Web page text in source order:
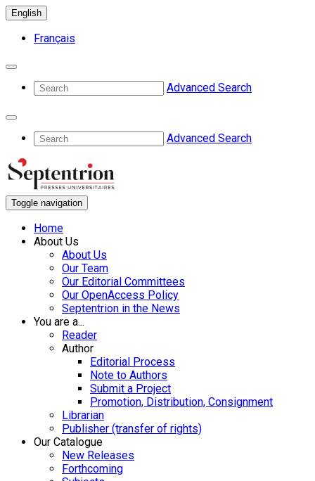
English
Français
Advanced Search
Advanced Search
Toggle navigation
Home
About Us
About Us
Our Team
Our Editorial Committees
Our OpenAccess Policy
Septentrion in the News
You are a...
Reader
Author
Editorial Process
Note to Authors
Submit a Project
Promotion, Distribution, Consignment
Librarian
Publisher (transfer of rights)
Our Catalogue
New Releases
Forthcoming